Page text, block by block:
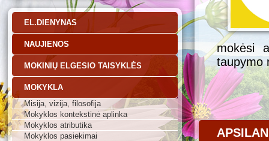
EL.DIENYNAS
NAUJIENOS
MOKINIŲ ELGESIO TAISYKLĖS
MOKYKLA
Misija, vizija, filosofija
Mokyklos kontekstinė aplinka
Mokyklos atributika
Mokyklos pasiekimai
mokėsi
taupymo